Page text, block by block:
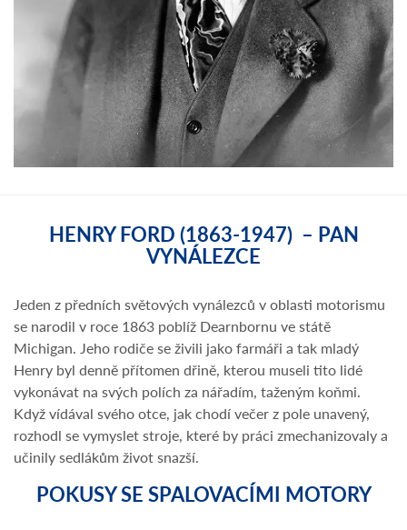
HENRY FORD (1863-1947) – PAN
VYNÁLEZCE
Jeden z předních světových vynálezců v oblasti motorismu
se narodil v roce 1863 poblíž Dearnbornu ve státě
Michigan. Jeho rodiče se živili jako farmáři a tak mladý
Henry byl denně přítomen dřině, kterou museli tito lidé
vykonávat na svých polích za nářadím, taženým koňmi.
Když vídával svého otce, jak chodí večer z pole unavený,
rozhodl se vymyslet stroje, které by práci zmechanizovaly a
učinily sedlákům život snazší.
POKUSY SE SPALOVACÍMI MOTORY